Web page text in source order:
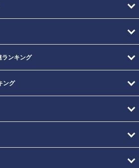
ランキング
ング